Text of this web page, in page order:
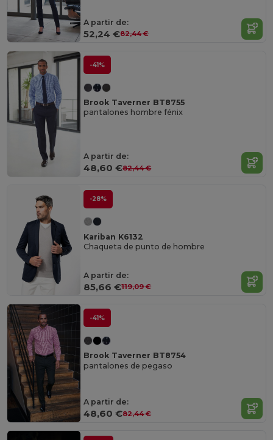
A partir de:
52,24 €82,44 €
-41%
Brook Taverner BT8755
pantalones hombre fénix
A partir de:
48,60 €82,44 €
-28%
Kariban K6132
Chaqueta de punto de hombre
A partir de:
85,66 €119,09 €
-41%
Brook Taverner BT8754
pantalones de pegaso
A partir de:
48,60 €82,44 €